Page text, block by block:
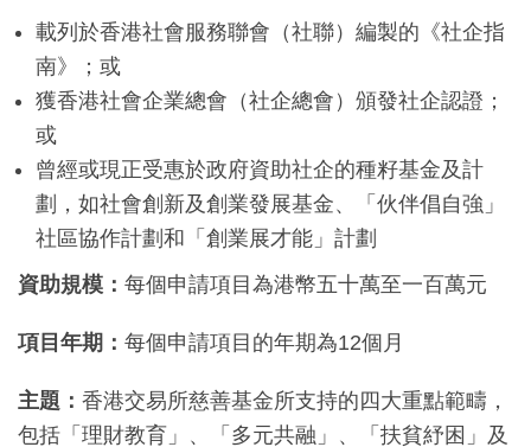
載列於香港社會服務聯會（社聯）編製的《社企指
南》；或
獲香港社會企業總會（社企總會）頒發社企認證；
或
曾經或現正受惠於政府資助社企的種籽基金及計
劃，如社會創新及創業發展基金、「伙伴倡自強」
社區協作計劃和「創業展才能」計劃
資助規模： 每個申請項目為港幣五十萬至一百萬元
項目年期： 每個申請項目的年期為12個月
主題： 香港交易所慈善基金所支持的四大重點範疇，
包括「理財教育」、「多元共融」、「扶貧紓困」及